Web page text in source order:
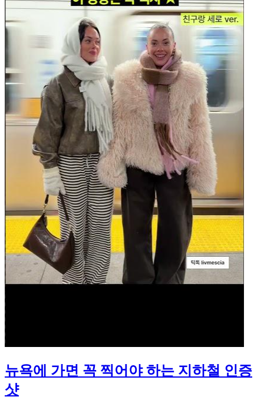
뉴욕에 가면 꼭 찍어야 하는 지하철 인증
샷